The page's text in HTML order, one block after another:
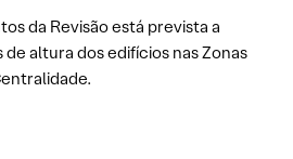
da Revisão está prevista a
altura dos edifícios nas Zonas